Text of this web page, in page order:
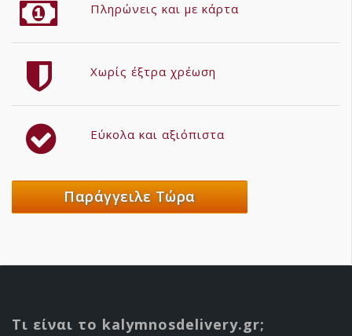
Πληρώνεις και με κάρτα
Χωρίς έξτρα χρέωση
Εύκολα και αξιόπιστα
Παράγγειλε Τώρα
Τι είναι το kalymnosdelivery.gr;